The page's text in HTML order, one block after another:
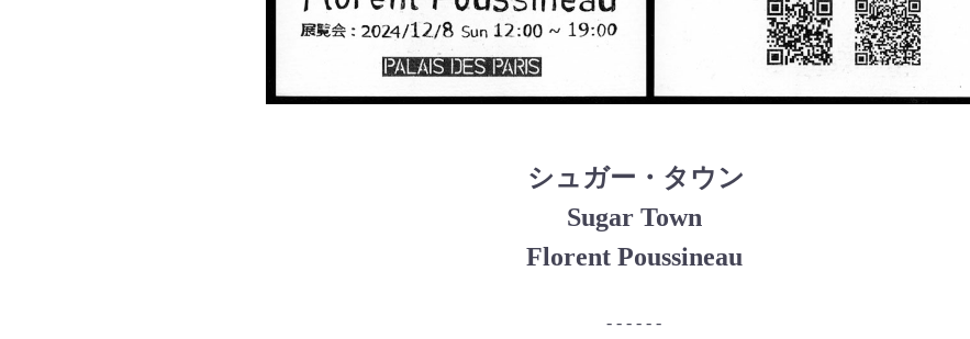
シュガー・タウン
Sugar Town
Florent Poussineau
- - - - - -